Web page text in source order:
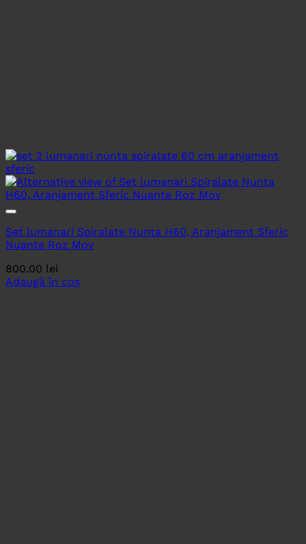
Set lumanari Spiralate Nunta H60, Aranjament Sferic
Nuante Roz Mov
800.00 lei
Adaugă în coș